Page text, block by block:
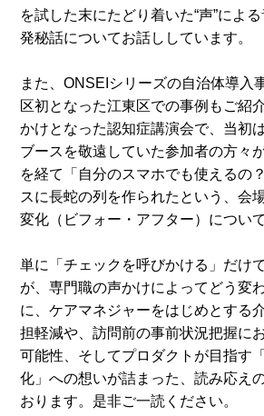
を試した末にたどり着いた“声”によ
発秘話についてお話ししています。
また、ONSEIシリーズの自治体導入
区初となった江東区での事例もご紹
かけとなった認知症講演会で、当初
ブースを敬遠していた参加者の方々
を経て「自分のスマホでも使えるの
スに長蛇の列を作られたという、会
変化（ビフォー・アフター）につい
単に「チェックを呼びかける」だけ
が、専門職の声かけによってどう変
に、ケアマネジャーをはじめとする
担軽減や、訪問前の事前状況把握に
可能性、そしてプロダクトが目指す
化」への想いが詰まった、読み応え
おります。是非ご一読ください。